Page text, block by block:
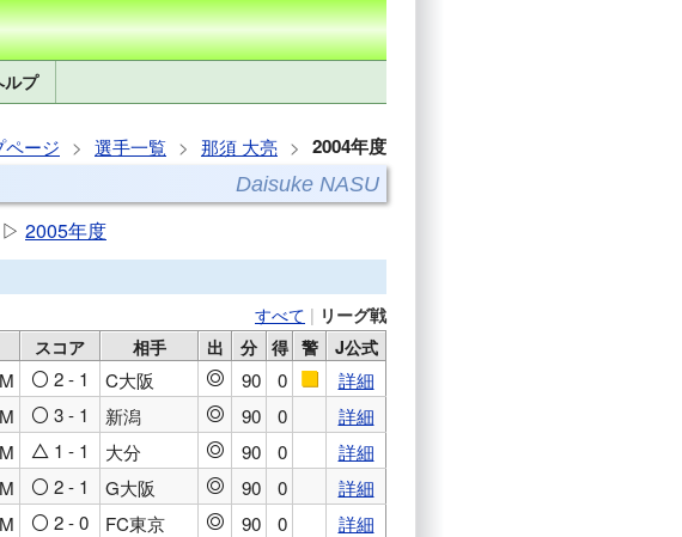
ルプ
ページ 選手一覧 那須 大亮 2004年度
Daisuke NASU
▷ 2005年度
すべて | リーグ戦
スコア 相手 出 分 得 警 J公式
○ 2 - 1 C大阪 ◎ 90 0 ■
詳細
○ 3 - 1 新潟 ◎ 90 0
詳細
△ 1 - 1 大分 ◎ 90 0
詳細
○ 2 - 1 G大阪 ◎ 90 0
詳細
○ 2 - 0 FC東京 ◎ 90 0
詳細